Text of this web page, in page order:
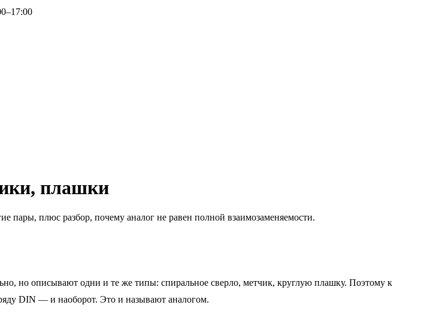
плашки
плюс разбор, почему аналог не равен полной взаимозаменяемости.
но описывают одни и те же типы: спиральное сверло, метчик, круглую плашку. Поэтому к
DIN — и наоборот. Это и называют аналогом.